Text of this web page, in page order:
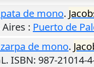
pata de mono.
: Puerto de
de mono.
ISBN: 987-21014-